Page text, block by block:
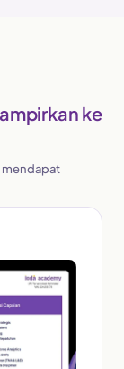
ke
mendapat